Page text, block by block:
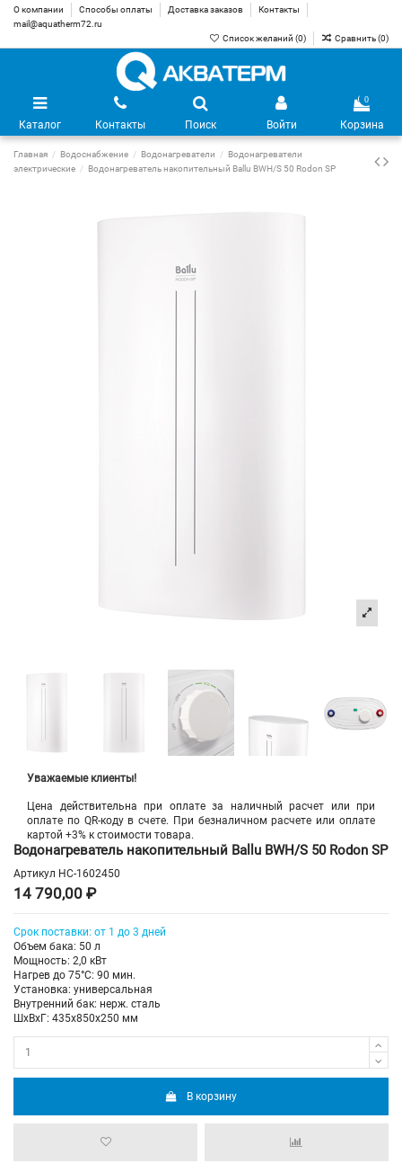
О компании Способы оплаты Доставка заказов
Контакты
mail@aquatherm72.ru
Список желаний (0) Сравнить (0)
Каталог Контакты Поиск Войти
0
Корзина
Главная Водоснабжение Водонагреватели
Водонагреватели
электрические
Водонагреватель накопительный Ballu BWH/S 50 Rodon SP
Уважаемые клиенты!
Цена действительна при оплате за наличный расчет или при
оплате по QR-коду в счете. При безналичном расчете или оплате
картой +3% к стоимости товара.
Водонагреватель накопительный Ballu BWH/S 50 Rodon SP
Артикул НС-1602450
14 790,00 ₽
Срок поставки: от 1 до 3 дней
Объем бака: 50 л
Мощность: 2,0 кВт
Нагрев до 75°С: 90 мин.
Установка: универсальная
Внутренний бак: нерж. сталь
ШхВхГ: 435х850х250 мм
В корзину